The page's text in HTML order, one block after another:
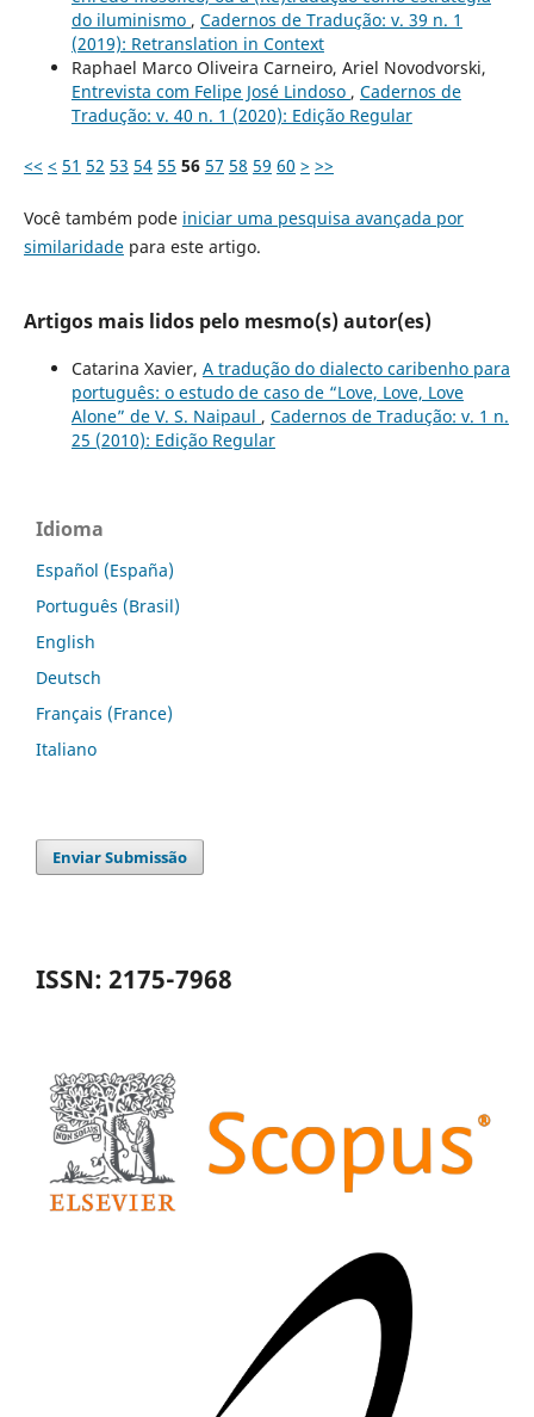
do iluminismo , Cadernos de Tradução: v. 39 n. 1
(2019): Retranslation in Context
Raphael Marco Oliveira Carneiro, Ariel Novodvorski,
Entrevista com Felipe José Lindoso , Cadernos de
Tradução: v. 40 n. 1 (2020): Edição Regular
<< < 51 52 53 54 55 56 57 58 59 60 > >>
Você também pode iniciar uma pesquisa avançada por
similaridadepara este artigo.
Artigos mais lidos pelo mesmo(s) autor(es)
Catarina Xavier, A tradução do dialecto caribenho para
português: o estudo de caso de “Love, Love, Love
Alone” de V. S. Naipaul , Cadernos de Tradução: v. 1 n.
25 (2010): Edição Regular
Idioma
Español (España)
Português (Brasil)
English
Deutsch
Français (France)
Italiano
Enviar Submissão
ISSN: 2175-7968